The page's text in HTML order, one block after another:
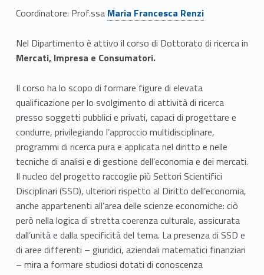
D
o
t
t
o
r
a
t
o
d
i
Coordinatore: Prof.ssa Link identifier #identifier__73393-1
Maria Francesca Renzi
Nel Dipartimento è attivo il corso di Dottorato di ricerca in
Mercati, Impresa e Consumatori.
Il corso ha lo scopo di formare figure di elevata
qualificazione per lo svolgimento di attività di ricerca
presso soggetti pubblici e privati, capaci di progettare e
condurre, privilegiando l’approccio multidisciplinare,
programmi di ricerca pura e applicata nel diritto e nelle
tecniche di analisi e di gestione dell’economia e dei mercati.
Il nucleo del progetto raccoglie più Settori Scientifici
Disciplinari (SSD), ulteriori rispetto al Diritto dell’economia,
anche appartenenti all’area delle scienze economiche: ciò
però nella logica di stretta coerenza culturale, assicurata
dall’unità e dalla specificità del tema. La presenza di SSD e
di aree differenti – giuridici, aziendali matematici finanziari
– mira a formare studiosi dotati di conoscenza